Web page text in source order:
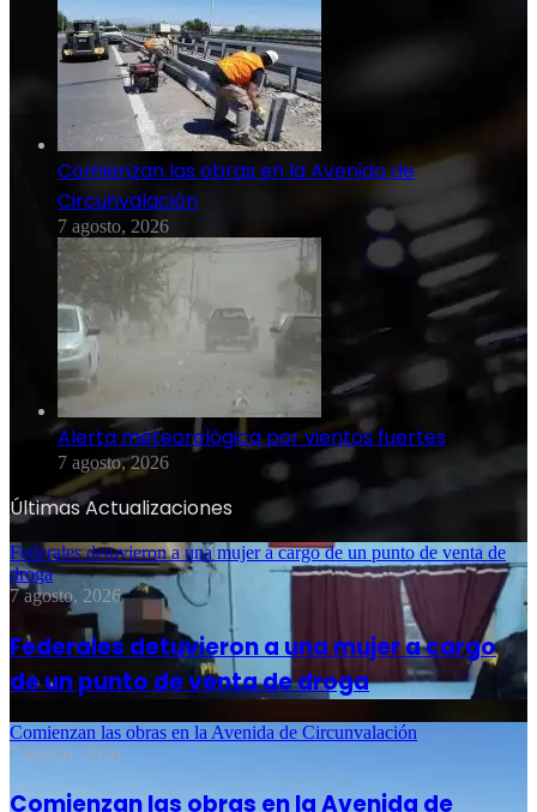
Comienzan las obras en la Avenida de
Circunvalación
7 agosto, 2026
Alerta meteorológica por vientos fuertes
7 agosto, 2026
Últimas Actualizaciones
Federales detuvieron a una mujer a cargo de un punto de venta de
droga
7 agosto, 2026
Federales detuvieron a una mujer a cargo
de un punto de venta de droga
Comienzan las obras en la Avenida de Circunvalación
7 agosto, 2026
Comienzan las obras en la Avenida de